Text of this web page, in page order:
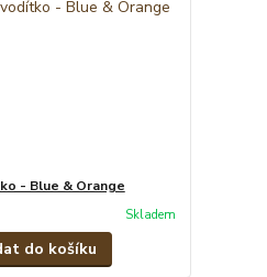
- Blue & Orange
Skladem
do košíku